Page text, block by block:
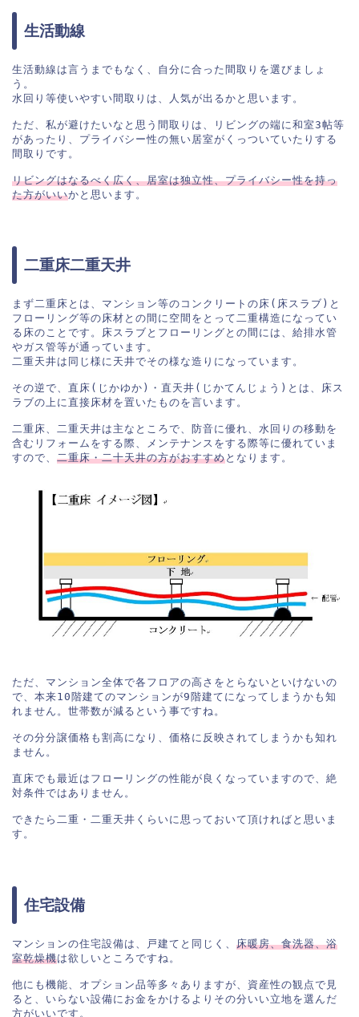
生活動線
生活動線は言うまでもなく、自分に合った間取りを選びましょ
う。
水回り等使いやすい間取りは、人気が出るかと思います。
ただ、私が避けたいなと思う間取りは、リビングの端に和室3帖等
があったり、プライバシー性の無い居室がくっついていたりする
間取りです。
リビングはなるべく広く、居室は独立性、プライバシー性を持っ
た方がいいかと思います。
二重床二重天井
まず二重床とは、マンション等のコンクリートの床(床スラブ)と
フローリング等の床材との間に空間をとって二重構造になってい
る床のことです。床スラブとフローリングとの間には、給排水管
やガス管等が通っています。
二重天井は同じ様に天井でその様な造りになっています。
その逆で、直床(じかゆか)・直天井(じかてんじょう)とは、床ス
ラブの上に直接床材を置いたものを言います。
二重床、二重天井は主なところで、防音に優れ、水回りの移動を
含むリフォームをする際、メンテナンスをする際等に優れていま
すので、 二重床・二十天井の方がおすすめ
ただ、マンション全体で各フロアの高さをとらないといけないの
で、本来10階建てのマンションが9階建てになってしまうかも知
れません。世帯数が減るという事ですね。
その分分譲価格も割高になり、価格に反映されてしまうかも知れ
ません。
直床でも最近はフローリングの性能が良くなっていますので、絶
対条件ではありません。
できたら二重・二重天井くらいに思っておいて頂ければと思いま
す。
住宅設備
マンションの住宅設備は、戸建てと同じく、 床暖房、食洗器、浴
室乾燥機は欲しいところですね。
他にも機能、オプション品等多々ありますが、資産性の観点で見
ると、いらない設備にお金をかけるよりその分いい立地を選んだ
方がいいです。